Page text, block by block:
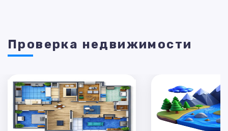
Проверка недвижимости